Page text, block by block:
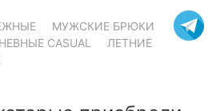
МУЖСКИЕ БРЮКИ
CASUAL
ЛЕТНИЕ